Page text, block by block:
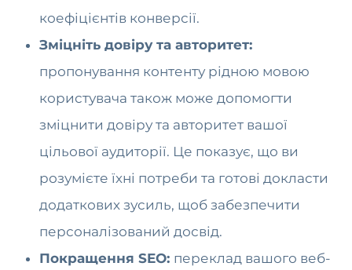
коефіцієнтів конверсії.
Зміцніть довіру та авторитет:
пропонування контенту рідною мовою
користувача також може допомогти
зміцнити довіру та авторитет вашої
цільової аудиторії. Це показує, що ви
розумієте їхні потреби та готові докласти
додаткових зусиль, щоб забезпечити
персоналізований досвід.
Покращення SEO: переклад вашого веб-